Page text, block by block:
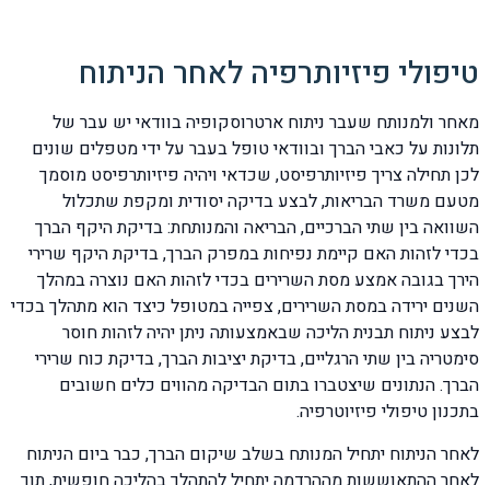
טיפולי פיזיותרפיה לאחר הניתוח
מאחר ולמנותח שעבר ניתוח ארטרוסקופיה בוודאי יש עבר של
תלונות על כאבי הברך ובוודאי טופל בעבר על ידי מטפלים שונים
לכן תחילה צריך פיזיותרפיסט, שכדאי ויהיה פיזיותרפיסט מוסמך
מטעם משרד הבריאות, לבצע בדיקה יסודית ומקפת שתכלול
השוואה בין שתי הברכיים, הבריאה והמנותחת: בדיקת היקף הברך
בכדי לזהות האם קיימת נפיחות במפרק הברך, בדיקת היקף שרירי
הירך בגובה אמצע מסת השרירים בכדי לזהות האם נוצרה במהלך
השנים ירידה במסת השרירים, צפייה במטופל כיצד הוא מתהלך בכדי
לבצע ניתוח תבנית הליכה שבאמצעותה ניתן יהיה לזהות חוסר
סימטריה בין שתי הרגליים, בדיקת יציבות הברך, בדיקת כוח שרירי
הברך. הנתונים שיצטברו בתום הבדיקה מהווים כלים חשובים
בתכנון טיפולי פיזיוטרפיה.
לאחר הניתוח יתחיל המנותח בשלב שיקום הברך, כבר ביום הניתוח